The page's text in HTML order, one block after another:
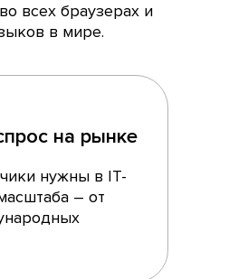
всех браузерах и
в мире.
на рынке
нужны в IT-
– от